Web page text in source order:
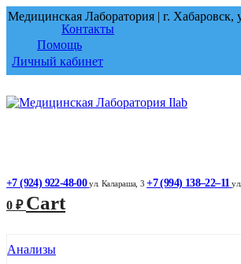
Медицинская Лаборатория | г. Хабаровск,
Контакты
Помощь
Личный кабинет
+7 (924) 922-48-00 ул. ​Калараша, 3 +7 (994) 138‒22‒11
0 ₽ Cart
Анализы